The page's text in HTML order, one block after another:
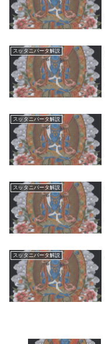
スッタニパータ解説
スッタニパータ解説
スッタニパータ解説
スッタニパータ解説